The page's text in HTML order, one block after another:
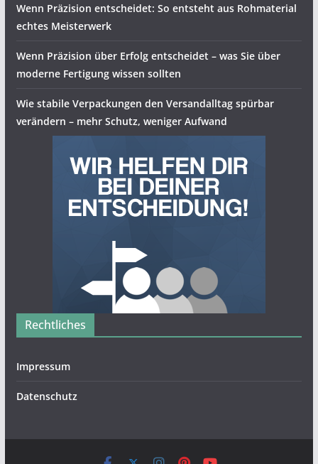
Wenn Präzision entscheidet: So entsteht aus Rohmaterial
echtes Meisterwerk
Wenn Präzision über Erfolg entscheidet – was Sie über
moderne Fertigung wissen sollten
Wie stabile Verpackungen den Versandalltag spürbar
verändern – mehr Schutz, weniger Aufwand
Rechtliches
Impressum
Datenschutz